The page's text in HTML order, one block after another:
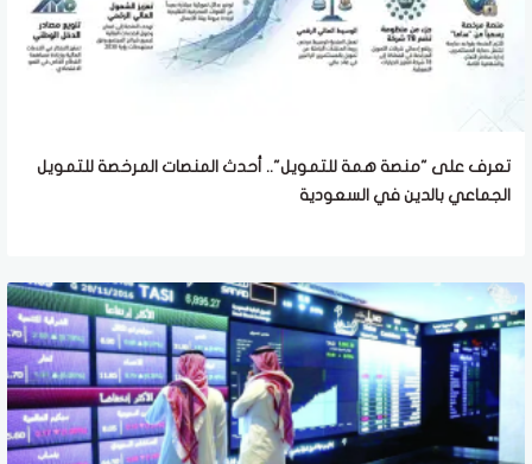
تعرف على "منصة همة للتمويل".. أحدث المنصات المرخصة للتمويل
الجماعي بالدين في السعودية